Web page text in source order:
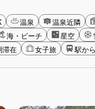
温泉 温泉近隣
海・ビーチ 星空
滞在 女子旅 駅か